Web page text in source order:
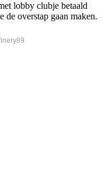
lobby clubje betaald
de overstap gaan maken.